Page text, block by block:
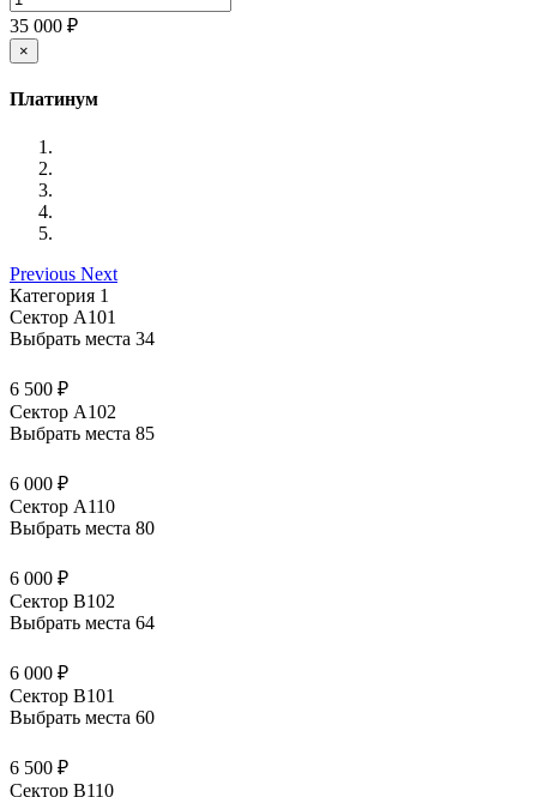
35 000 ₽
×
Платинум
Previous Next
Категория 1
Сектор А101
Выбрать места 34
6 500 ₽
Сектор А102
Выбрать места 85
6 000 ₽
Сектор А110
Выбрать места 80
6 000 ₽
Сектор В102
Выбрать места 64
6 000 ₽
Сектор В101
Выбрать места 60
6 500 ₽
Сектор В110